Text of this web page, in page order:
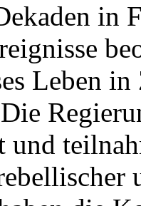
in
Leben
und